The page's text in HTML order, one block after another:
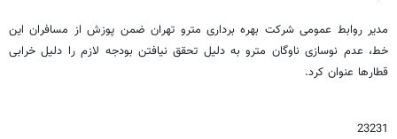
مدیر روابط عمومی شرکت بهره برداری مترو تهران ضمن پوزش از مسافران این
خط، عدم نوسازی ناوگان مترو به دلیل تحقق نیافتن بودجه لازم را دلیل خرابی
قطارها عنوان کرد.
23231